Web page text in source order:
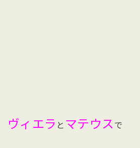
ヴィエラ と マテウス で